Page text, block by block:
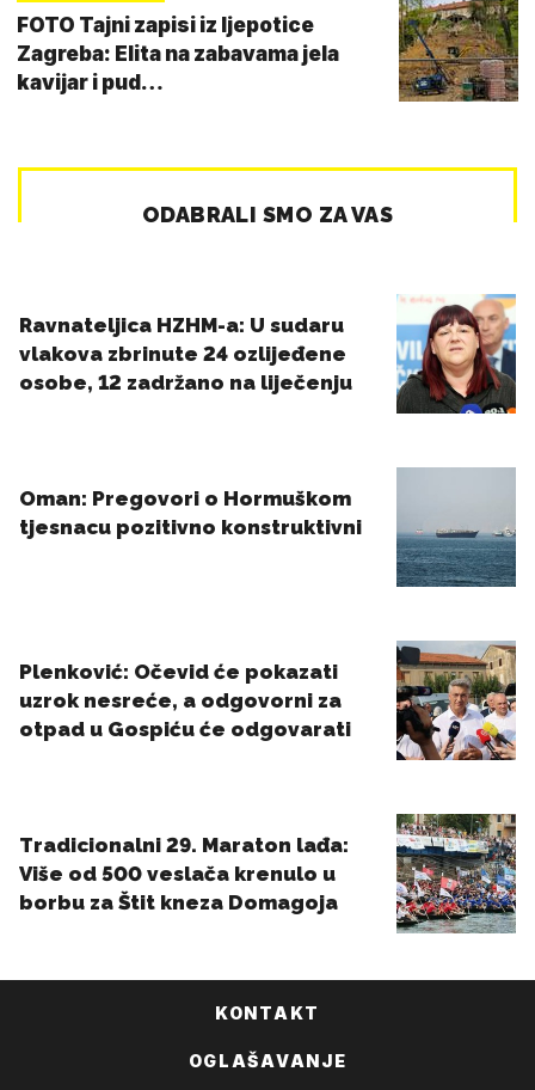
FOTO Tajni zapisi iz ljepotice
Zagreba: Elita na zabavama jela
kavijar i pud…
KONTAKT
OGLAŠAVANJE